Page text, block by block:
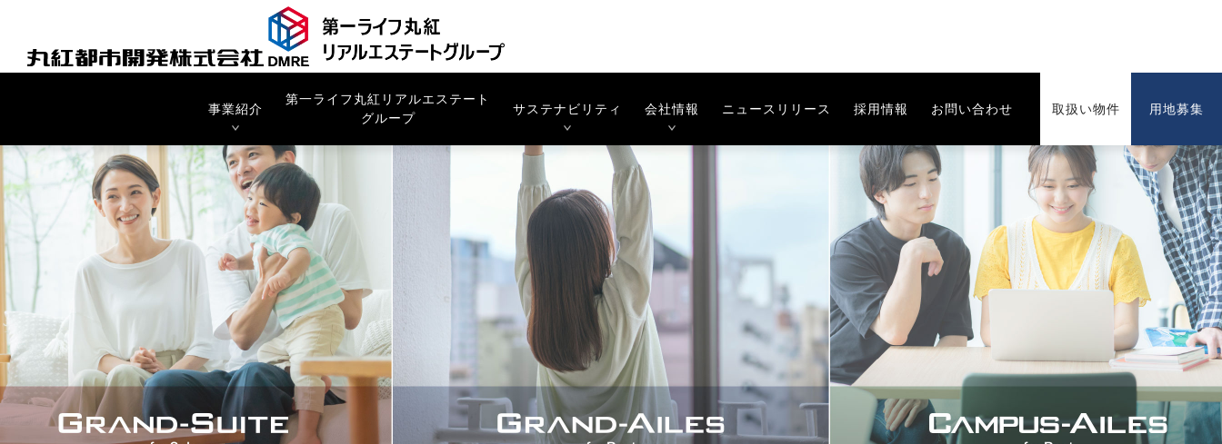
事業紹介
第一ライフ丸紅リアルエステート
グループ
サステナビリティ 会社情報 ニュースリリース 採用情報 お問い合わせ 取扱い物件 用地募集